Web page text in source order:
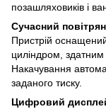
позашляховиків і
Сучасний
Пристрій
циліндром, здатним
Накачування
заданого тиску.
Цифровий